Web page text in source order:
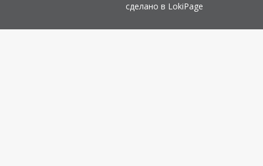
сделано в LokiPage